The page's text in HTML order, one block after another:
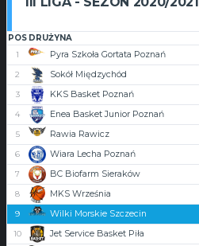
POS DRUŻYNA
1
Pyra Szkoła Gortata Poznań
2
Sokół Międzychód
3
KKS Basket Poznań
4
Enea Basket Junior Poznań
5
Rawia Rawicz
6
Wiara Lecha Poznań
7
BC Biofarm Sieraków
8
MKS Września
9
Wilki Morskie Szczecin
10
Jet Service Basket Piła